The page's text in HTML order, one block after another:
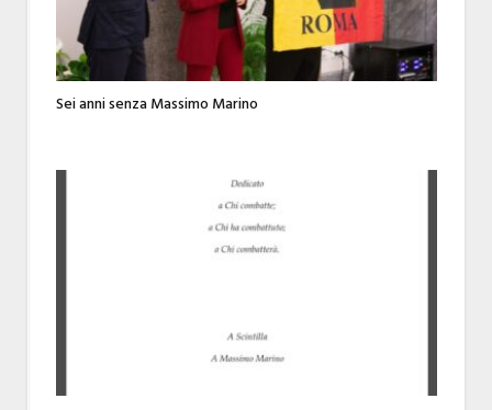
Sei anni senza Massimo Marino